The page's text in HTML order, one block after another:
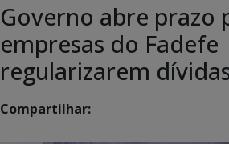
Governo abre prazo
empresas do Fadefe
regularizarem
Compartilhar: